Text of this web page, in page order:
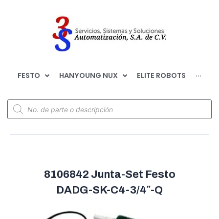
FESTO HANYOUNG NUX ELITE ROBOTS ···
8106842 Junta-Set Festo
DADG-SK-C4-3/4″-Q